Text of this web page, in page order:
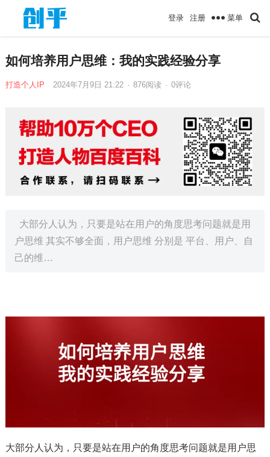
登录 注册 菜单
如何培养用户思维：我的实践经验分享
打造个人IP 2024年7月9日 21:22 · 876阅读 · 0评论
大部分人认为，只要是站在用户的角度思考问题就是用
户思维 其实不够全面，用户思维 分别是 平台、用户、自
己的维…
大部分人认为，只要是站在用户的角度思考问题就是用户思